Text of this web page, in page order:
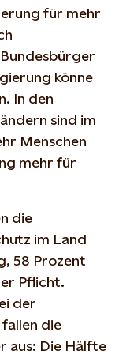
für mehr
könne
In den
sind im
Menschen
mehr für
die
im Land
58 Prozent
Pflicht.
der
die
aus: Die Hälfte